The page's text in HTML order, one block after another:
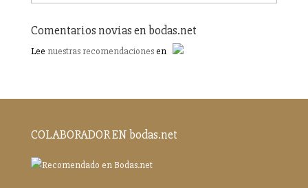
Comentarios novias en bodas.net
Lee nuestras recomendacionesen
COLABORADOR EN bodas.net